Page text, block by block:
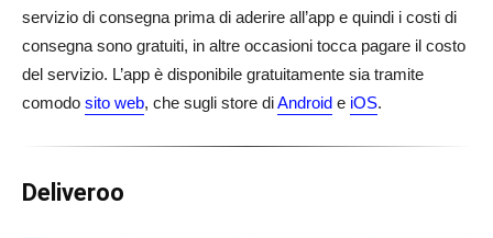
servizio di consegna prima di aderire all’app e quindi i costi di
consegna sono gratuiti, in altre occasioni tocca pagare il costo
del servizio. L’app è disponibile gratuitamente sia tramite
comodo sito web, che sugli store diAndroid e iOS.
Deliveroo